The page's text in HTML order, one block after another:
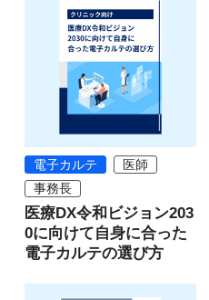
電子カルテ
医師
事務長
医療DX令和ビジョン203
0に向けて自身に合った
電子カルテの選び方